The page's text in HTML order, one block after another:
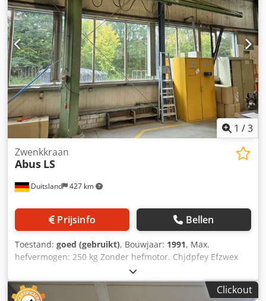
1 /3
Duitsland 427 km
Zwenkkraan
Abus LS
Prijsinfo Bellen
Toestand: goed (gebruikt), Bouwjaar: 1991, Max.
hefvermogen: 250 kg Zonder hefmotor. Chjdpfey Efzwex
Alxsa Aansluitkabel aanwezig! Lengte zwenkarm: 6500 mm
Hoogte tot haak: 3650 mm Totale hoogte: ca. 4000 mm
Bouwhoogte max. 4400 mm Staat: goed, gebruikt
Clickout